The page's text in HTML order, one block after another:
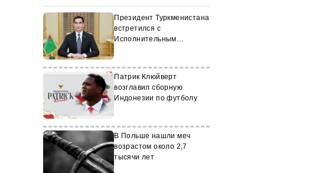
Президент Туркменистана
встретился с
Исполнительным
Патрик Клюйверт
возглавил сборную
Индонезии по футболу
В Польше нашли меч
возрастом около 2,7
тысячи лет